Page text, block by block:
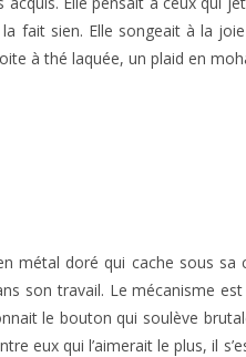
fait sien. Elle songeait à la
à thé laquée, un plaid en
métal doré qui cache sous sa
son travail. Le mécanisme
le bouton qui soulève
eux qui l’aimerait le plus, il